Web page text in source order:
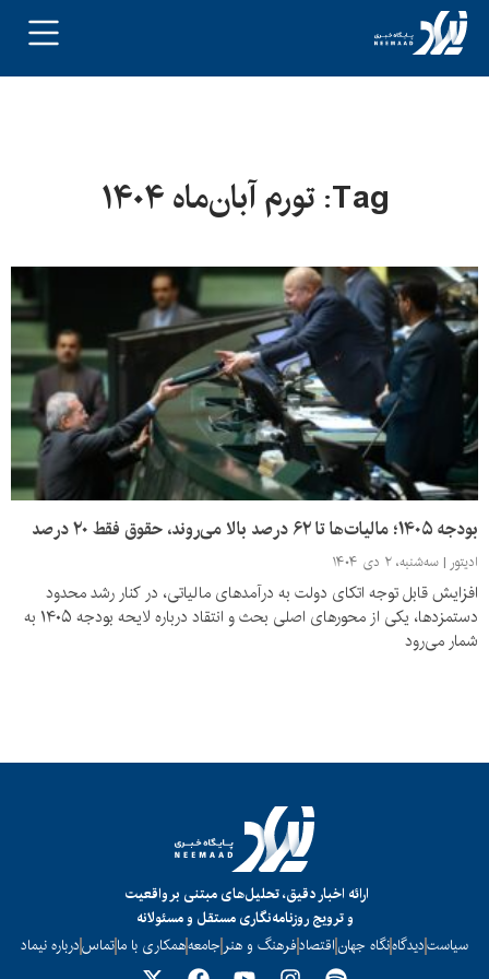
Tag: تورم آبان‌ماه ۱۴۰۴
بودجه ۱۴۰۵؛ مالیات‌ها تا ۶۲ درصد بالا می‌روند، حقوق فقط ۲۰ درصد
ادیتور سه‌شنبه، ۲ دی ۱۴۰۴
افزایش قابل توجه اتکای دولت به درآمدهای مالیاتی، در کنار رشد محدود
دستمزدها، یکی از محورهای اصلی بحث و انتقاد درباره لایحه بودجه ۱۴۰۵ به
شمار می‌رود
ارائه اخبار دقیق، تحلیل‌های مبتنی بر واقعیت
و ترویج روزنامه‌نگاری مستقل و مسئولانه
سیاستدیدگاهنگاه جهاناقتصادفرهنگ و هنر جامعههمکاری با ماتماسدرباره نیماد